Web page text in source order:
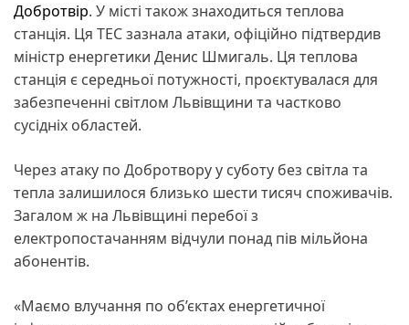
Добротвір. У місті також знаходиться теплова
станція. Ця ТЕС зазнала атаки, офіційно підтвердив
міністр енергетики Денис Шмигаль. Ця теплова
станція є середньої потужності, проєктувалася для
забезпеченні світлом Львівщини та частково
сусідніх областей.
Через атаку по Добротвору у суботу без світла та
тепла залишилося близько шести тисяч споживачів.
Загалом ж на Львівщині перебої з
електропостачанням відчули понад пів мільйона
абонентів.
«Маємо влучання по об’єктах енергетичної